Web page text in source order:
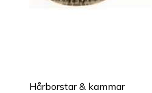
Hårborstar & kammar